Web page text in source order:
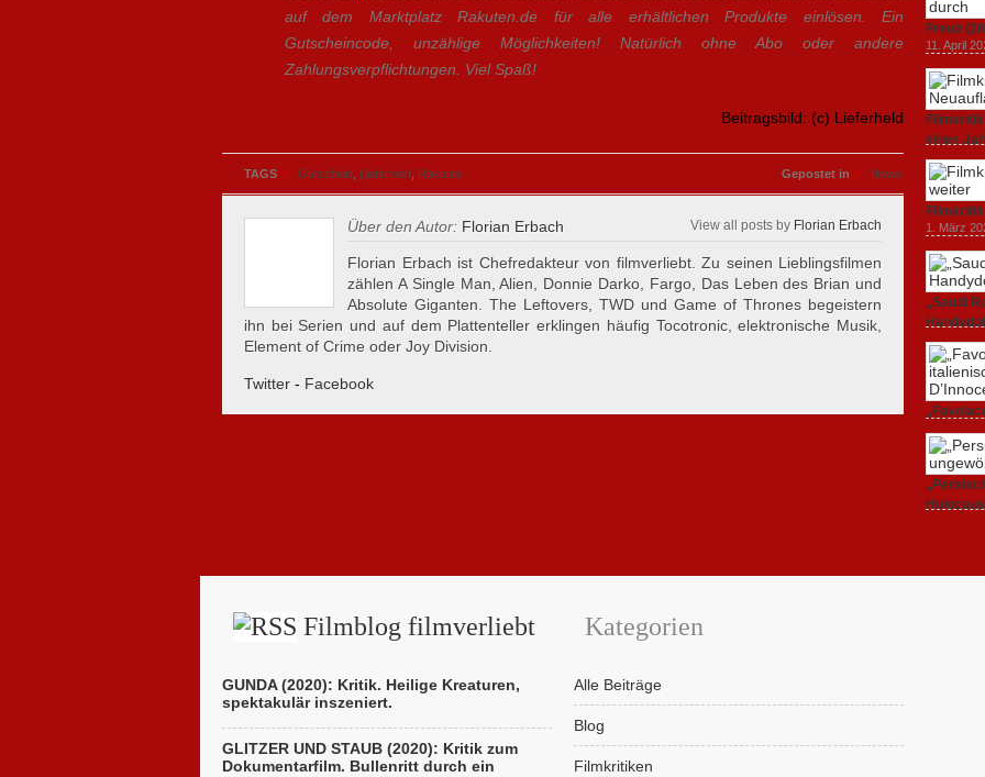
auf dem Marktplatz Rakuten.de für alle erhältlichen Produkte einlösen. Ein
Gutscheincode, unzählige Möglichkeiten! Natürlich ohne Abo oder andere
Zahlungsverpflichtungen. Viel Spaß!
Beitragsbild: (c) Lieferheld
TAGS » Gutschein Lieferheld Rakuten Gepostet in » News
Über den Autor: Florian Erbach View all posts by Florian Erbach
Florian Erbach ist Chefredakteur von filmverliebt. Zu seinen Lieblingsfilmen
zählen A Single Man, Alien, Donnie Darko, Fargo, Das Leben des Brian und
Absolute Giganten. The Leftovers, TWD und Game of Thrones begeistern
ihn bei Serien und auf dem Plattenteller erklingen häufig Tocotronic, elektronische Musik,
Element of Crime oder Joy Division.
Twitter - Facebook
Freud
11. April
eines
1. März
„Saudi
25.
Filmblog filmverliebt
GUNDA (2020): Kritik. Heilige Kreaturen,
spektakulär inszeniert.
GLITZER UND STAUB (2020): Kritik zum
Dokumentarfilm. Bullenritt durch ein
Kategorien
Alle Beiträge
Blog
Filmkritiken